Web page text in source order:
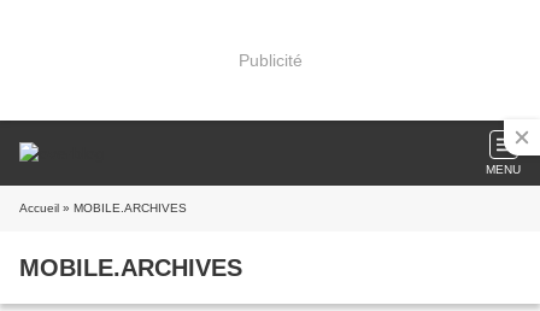
Publicité
MENU
Accueil » MOBILE.ARCHIVES
MOBILE.ARCHIVES